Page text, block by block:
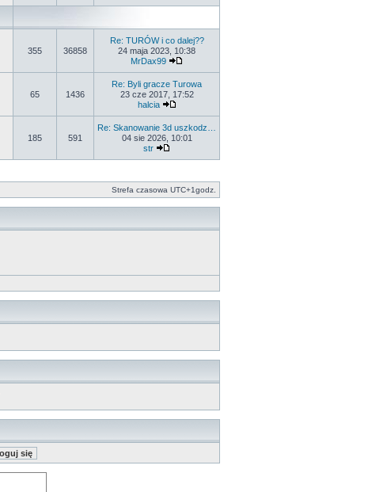
355 36858
Re: TURÓW i co dalej??
24 maja 2023, 10:38
MrDax99
65 1436
Re: Byli gracze Turowa
23 cze 2017, 17:52
halcia
185 591
Re: Skanowanie 3d uszkodz…
04 sie 2026, 10:01
str
Strefa czasowa UTC+1godz.